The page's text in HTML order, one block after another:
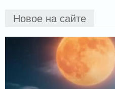
Новое на сайте